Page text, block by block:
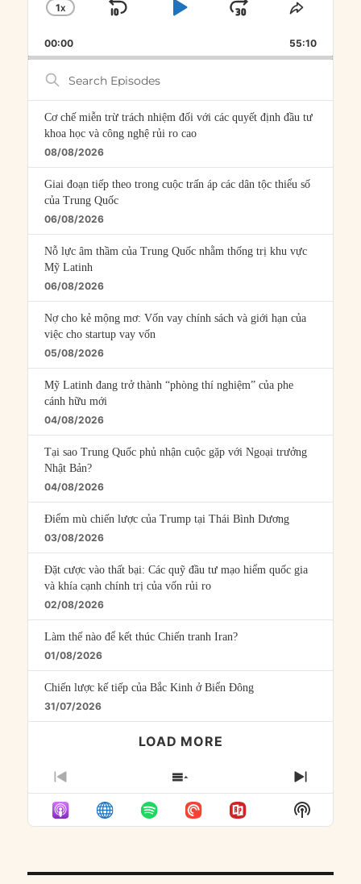
CHANGE
RATE
1X
SKIP
PLAYJUMP
FORWARD
SHARE
00:00 55:10
Search
Episodes
Cơ chế miễn trừ trách nhiệm đối với các quyết định đầu tư
khoa học và công nghệ rủi ro cao
08/08/2026
Giai đoạn tiếp theo trong cuộc trấn áp các dân tộc thiểu số
của Trung Quốc
06/08/2026
Nỗ lực âm thầm của Trung Quốc nhằm thống trị khu vực
Mỹ Latinh
06/08/2026
Nợ cho kẻ mộng mơ: Vốn vay chính sách và giới hạn của
việc cho startup vay vốn
05/08/2026
Mỹ Latinh đang trở thành “phòng thí nghiệm” của phe
cánh hữu mới
04/08/2026
Tại sao Trung Quốc phủ nhận cuộc gặp với Ngoại trưởng
Nhật Bản?
04/08/2026
Điểm mù chiến lược của Trump tại Thái Bình Dương
03/08/2026
Đặt cược vào thất bại: Các quỹ đầu tư mạo hiểm quốc gia
và khía cạnh chính trị của vốn rủi ro
02/08/2026
Làm thế nào để kết thúc Chiến tranh Iran?
01/08/2026
Chiến lược kế tiếp của Bắc Kinh ở Biển Đông
31/07/2026
LOAD MORE
PREVIOUS
EPISODE
SHOW
EPISODES
LIST
NEXT
Show
Podcast